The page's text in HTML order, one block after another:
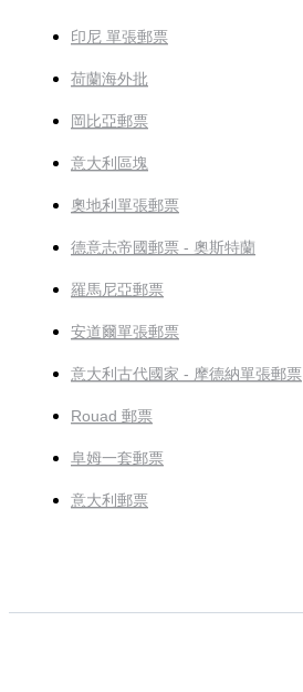
印尼 單張郵票
荷蘭海外批
岡比亞郵票
意大利區塊
奧地利單張郵票
德意志帝國郵票 - 奧斯特蘭
羅馬尼亞郵票
安道爾單張郵票
意大利古代國家 - 摩德納單張郵票
Rouad 郵票
阜姆一套郵票
意大利郵票